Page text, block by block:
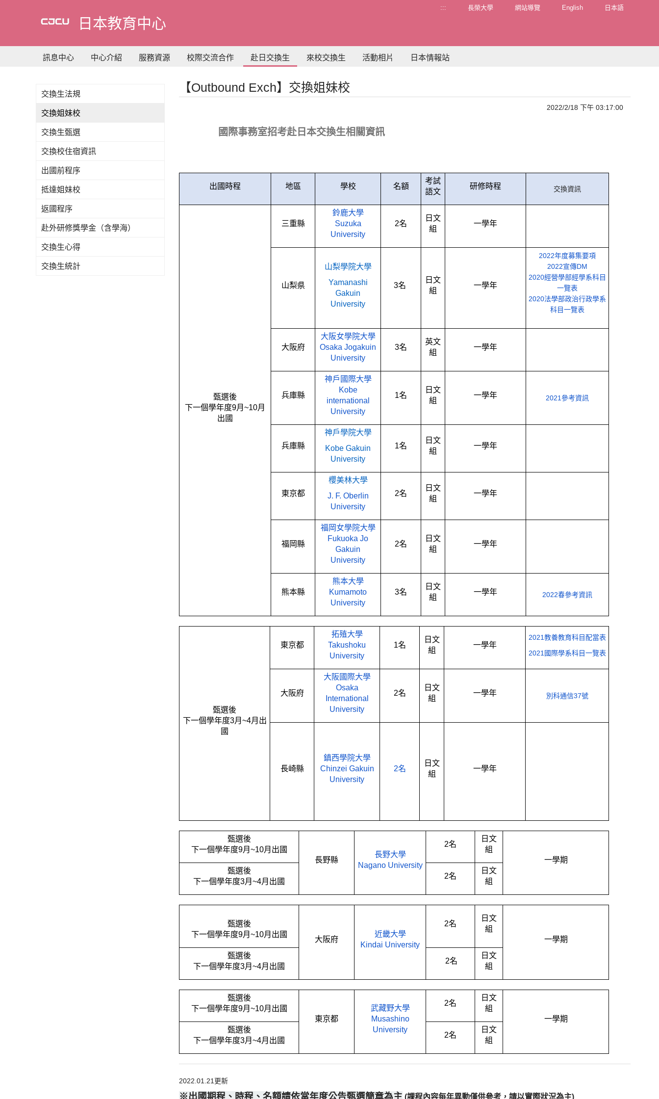
要
容
日本教育中心
::: 長榮大學 網站導覽 English 日本語
訊息中心 中心介紹 服務資源 校際交流合作 赴日交換生 來校交換生 活動相片 日本情報站
【Outbound Exch】交換姐妹校
2022/2/18 下午 03:17:00
國際事務室招考赴日本交換生相關資訊
出國時程 地區 學校 名額
考試
語文
研修時程 交換資訊
甄選後
下一個學年度9月 ~10月
出國
三重縣
鈴鹿大學
Suzuka
University
2名
日文
組
一學年
山梨県
山梨學院大學
Yamanashi
Gakuin
University
3名
日文
組
一學年
2022年度募集要項
2022宣傳DM
2020經營學部經學系科目
一覽表
2020法學部政治行政學系
科目一覽表
大阪府
大阪女學院大學
Osaka Jogakuin
University
3名
英文
組
一學年
兵庫縣
神戶國際大學
Kobe
international
University
1名
日文
組
一學年 2021參考資訊
兵庫縣
神戶學院大學
Kobe Gakuin
University
1名
日文
組
一學年
東京都
櫻美林大學
J. F. Oberlin
University
2名
日文
組
一學年
福岡縣
福岡女學院大學
Fukuoka Jo
Gakuin
University
2名
日文
組
一學年
熊本縣
熊本大學
Kumamoto
University
3名
日文
組
一學年 2022春參考資訊
甄選後
下一個學年度3月 ~4月出
國
東京都
拓殖大學
Takushoku
University
1名
日文
組
一學年
2021教養教育科目配當表
2021國際學系科目一覽表
大阪府
大阪國際大學
Osaka
International
University
2名
日文
組
一學年 別科通信37號
長崎縣
鎮西學院大學
Chinzei Gakuin
University
2名
日文
組
一學年
甄選後
下一個學年度9月 ~10月出國
長野縣
長野大學
Nagano University
2名
日文
組
一學期
甄選後
下一個學年度3月 ~4月出國
2名
日文
組
甄選後
下一個學年度9月 ~10月出國
大阪府
近畿大學
Kindai University
2名
日文
組
一學期
甄選後
下一個學年度3月 ~4月出國
2名
日文
組
甄選後
下一個學年度9月 ~10月出國
東京都
武藏野大學
Musashino
University
2名
日文
組
一學期
甄選後
下一個學年度3月 ~4月出國
2名
日文
組
2022.01.21更新
※出國期程、時程、名額請依當年度公告甄選簡章為主 (課程內容每年異動僅供參考，請以實際狀況為主)
交換生法規
交換姐妹校
交換生甄選
交換校住宿資訊
出國前程序
抵達姐妹校
返國程序
赴外研修獎學金（含學海）
交換生心得
交換生統計